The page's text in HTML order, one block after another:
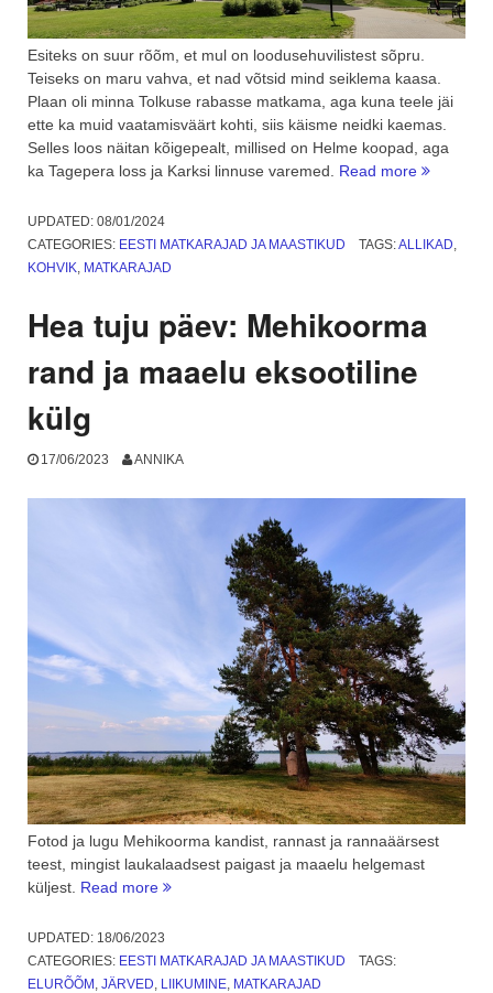
Esiteks on suur rõõm, et mul on loodusehuvilistest sõpru.
Teiseks on maru vahva, et nad võtsid mind seiklema kaasa.
Plaan oli minna Tolkuse rabasse matkama, aga kuna teele jäi
ette ka muid vaatamisväärt kohti, siis käisme neidki kaemas.
Selles loos näitan kõigepealt, millised on Helme koopad, aga
ka Tagepera loss ja Karksi linnuse varemed. Read more “Helme
UPDATED: 08/01/2024
CATEGORIES: EESTI MATKARAJAD JA MAASTIKUD TAGS:ALLIKAD,
KOHVIK, MATKARAJAD
Hea tuju päev: Mehikoorma
rand ja maaelu eksootiline
külg
17/06/2023 ANNIKA
Fotod ja lugu Mehikoorma kandist, rannast ja rannaäärsest
teest, mingist laukalaadsest paigast ja maaelu helgemast
küljest. Read more “Hea
päev:
Mehikoorma
rand
UPDATED: 18/06/2023
CATEGORIES: EESTI MATKARAJAD JA MAASTIKUD
TAGS:
ELURÕÕM JÄRVED LIIKUMINE MATKARAJAD